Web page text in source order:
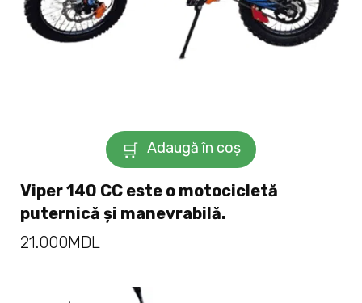
Adaugă în coș
Viper 140 CC este o motocicletă
puternică și manevrabilă.
21.000MDL